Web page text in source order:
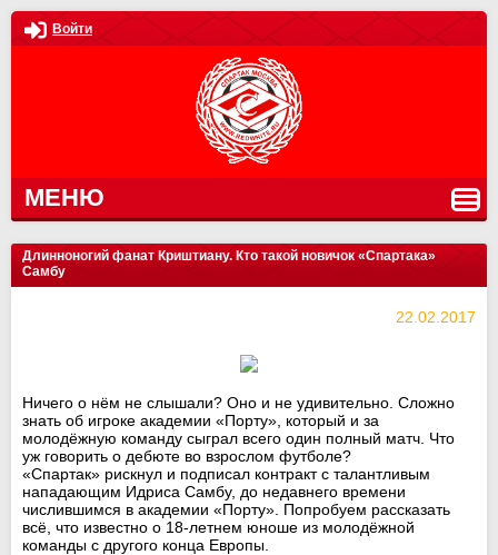
Войти
МЕНЮ
Длинноногий фанат Криштиану. Кто такой новичок «Спартака»
Самбу
22.02.2017
Ничего о нём не слышали? Оно и не удивительно. Сложно
знать об игроке академии «Порту», который и за
молодёжную команду сыграл всего один полный матч. Что
уж говорить о дебюте во взрослом футболе?
«Спартак» рискнул и подписал контракт с талантливым
нападающим Идриса Самбу, до недавнего времени
числившимся в академии «Порту». Попробуем рассказать
всё, что известно о 18-летнем юноше из молодёжной
команды с другого конца Европы.